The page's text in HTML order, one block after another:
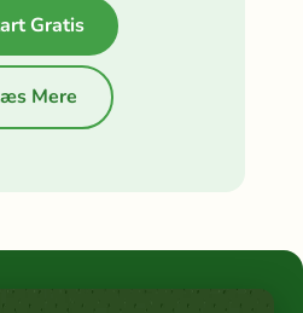
Gratis
Mere